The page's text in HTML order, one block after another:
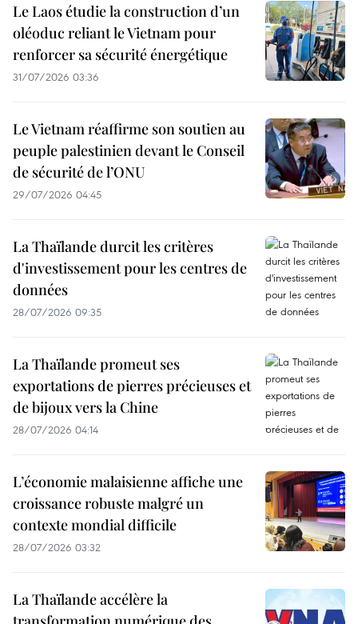
Le Laos étudie la construction d’un
oléoduc reliant le Vietnam pour
renforcer sa sécurité énergétique
31/07/2026 03:36
Le Vietnam réaffirme son soutien au
peuple palestinien devant le Conseil
de sécurité de l’ONU
29/07/2026 04:45
La Thaïlande durcit les critères
d'investissement pour les centres de
données
28/07/2026 09:35
La Thaïlande promeut ses
exportations de pierres précieuses et
de bijoux vers la Chine
28/07/2026 04:14
L’économie malaisienne affiche une
croissance robuste malgré un
contexte mondial difficile
28/07/2026 03:32
La Thaïlande accélère la